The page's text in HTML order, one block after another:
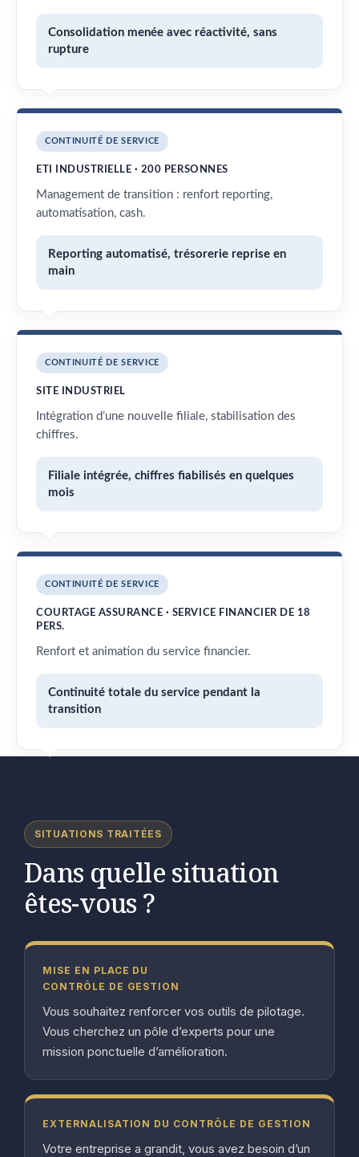
Consolidation menée avec réactivité, sans
rupture
CONTINUITÉ DE SERVICE
ETI INDUSTRIELLE · 200 PERSONNES
Management de transition : renfort reporting,
automatisation, cash.
Reporting automatisé, trésorerie reprise en
main
CONTINUITÉ DE SERVICE
SITE INDUSTRIEL
Intégration d’une nouvelle filiale, stabilisation des
chiffres.
Filiale intégrée, chiffres fiabilisés en quelques
mois
CONTINUITÉ DE SERVICE
COURTAGE ASSURANCE · SERVICE FINANCIER DE 18
PERS.
Renfort et animation du service financier.
Continuité totale du service pendant la
transition
SITUATIONS TRAITÉES
Dans quelle situation
êtes-vous ?
MISE EN PLACE DU
CONTRÔLE DE GESTION
Vous souhaitez renforcer vos outils de pilotage.
Vous cherchez un pôle d’experts pour une
mission ponctuelle d’amélioration.
EXTERNALISATION DU CONTRÔLE DE GESTION
Votre entreprise a grandit, vous avez besoin d’un